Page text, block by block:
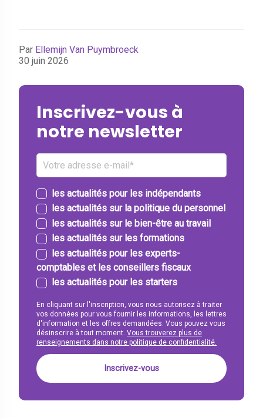
Par Ellemijn Van Puymbroeck
30 juin 2026
Inscrivez-vous à
notre newsletter
les actualités pour les indépendants
les actualités sur la politique du personnel
les actualités sur le bien-être au travail
les actualités sur les formations
les actualités pour les experts-
comptables et les conseillers fiscaux
les actualités pour les starters
En cliquant sur l'inscription, vous nous autorisez à traiter
vos données pour vous fournir les informations, les lettres
d'information et les offres demandées. Vous pouvez vous
désinscrire à tout moment. Vous trouverez plus de
renseignements dans notre politique de confidentialité.